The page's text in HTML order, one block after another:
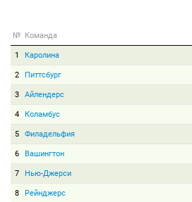
№ Команда
1 Каролина
2 Питтсбург
3 Айлендерс
4 Коламбус
5 Филадельфия
6 Вашингтон
7 Нью-Джерси
8 Рейнджерс